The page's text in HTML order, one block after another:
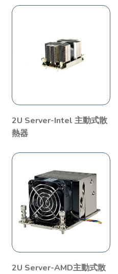
2U Server-Intel 主動式散
熱器
2U Server-AMD主動式散